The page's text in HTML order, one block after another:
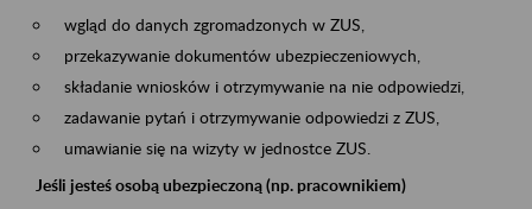
wgląd do danych zgromadzonych w ZUS,
przekazywanie dokumentów ubezpieczeniowych,
składanie wniosków i otrzymywanie na nie odpowiedzi,
zadawanie pytań i otrzymywanie odpowiedzi z ZUS,
umawianie się na wizyty w jednostce ZUS.
Jeśli jesteś osobą ubezpieczoną (np. pracownikiem)